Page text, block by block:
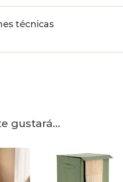
técnicas
gustará...